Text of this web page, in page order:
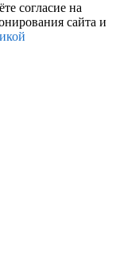
согласие на
сайта и